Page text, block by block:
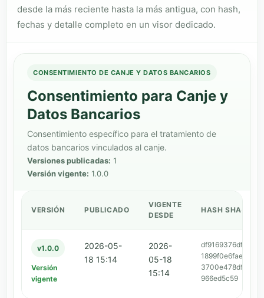
desde la más reciente hasta la más antigua, con hash,
fechas y detalle completo en un visor dedicado.
CONSENTIMIENTO DE CANJE Y DATOS BANCARIOS
Consentimiento para Canje y
Datos Bancarios
Consentimiento específico para el tratamiento de
datos bancarios vinculados al canje.
Versiones publicadas: 1
Versión vigente: 1.0.0
VERSIÓN PUBLICADO
VIGENTE
DESDE
HASH SHA-256
v1.0.0
Versión
vigente
2026-05-
18 15:14
2026-
05-18
15:14
966ed5c59